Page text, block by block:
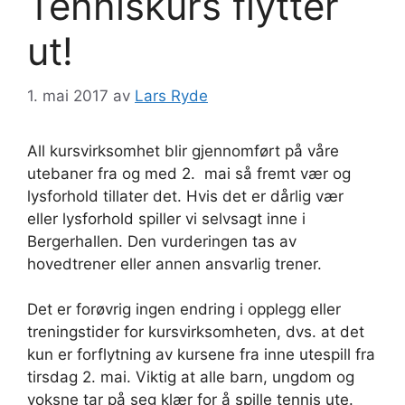
ut!
1. mai 2017 av Lars Ryde
All kursvirksomhet blir gjennomført på våre
utebaner fra og med 2. mai så fremt vær og
lysforhold tillater det. Hvis det er dårlig vær
eller lysforhold spiller vi selvsagt inne i
Bergerhallen. Den vurderingen tas av
hovedtrener eller annen ansvarlig trener.
Det er forøvrig ingen endring i opplegg eller
treningstider for kursvirksomheten, dvs. at det
kun er forflytning av kursene fra inne utespill fra
tirsdag 2. mai. Viktig at alle barn, ungdom og
voksne tar på seg klær for å spille tennis ute.